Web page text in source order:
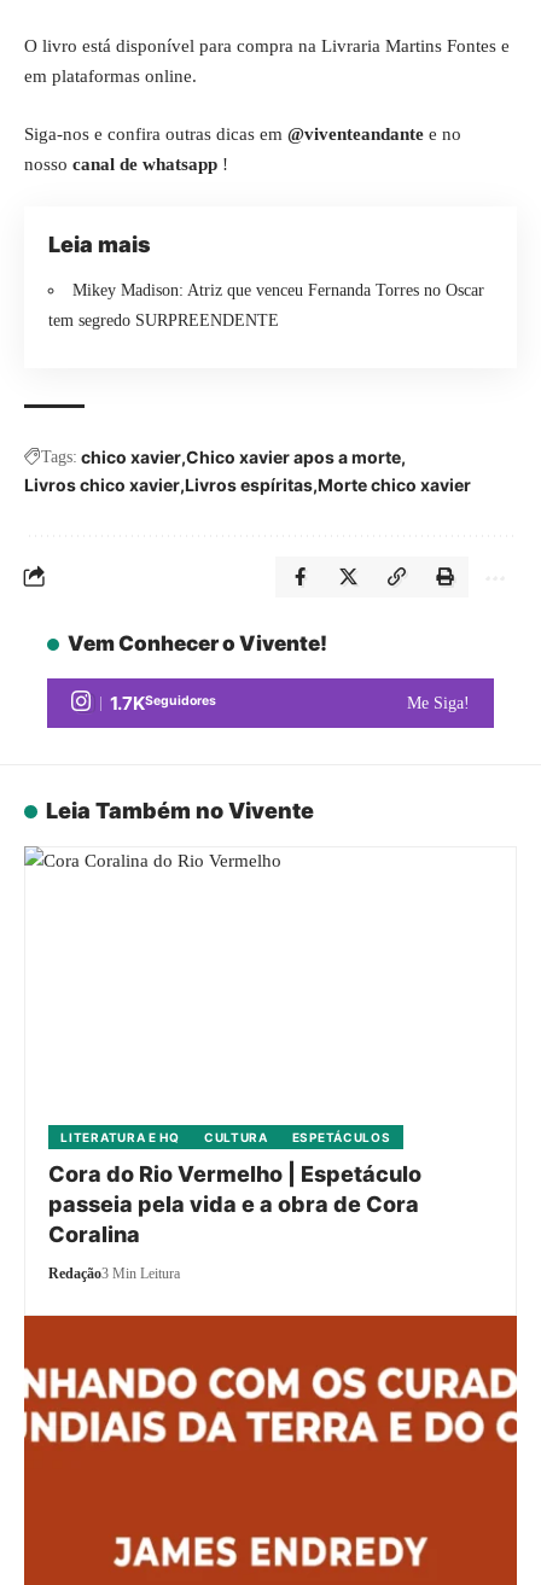
O livro está disponível para compra na Livraria Martins Fontes e
em plataformas online.
Siga-nos e confira outras dicas em @viventeandante e no
nosso canal de whatsapp !
Leia mais
Mikey Madison: Atriz que venceu Fernanda Torres no Oscar
tem segredo SURPREENDENTE
Tags: chico xavier Chico xavier apos a morte
Livros chico xavier Livros espíritas Morte chico xavier
Vem Conhecer o Vivente!
1.7KSeguidores Me Siga!
Leia Também no Vivente
LITERATURA E HQ CULTURA ESPETÁCULOS
Cora do Rio Vermelho | Espetáculo
passeia pela vida e a obra de Cora
Coralina
Redação3 Min Leitura